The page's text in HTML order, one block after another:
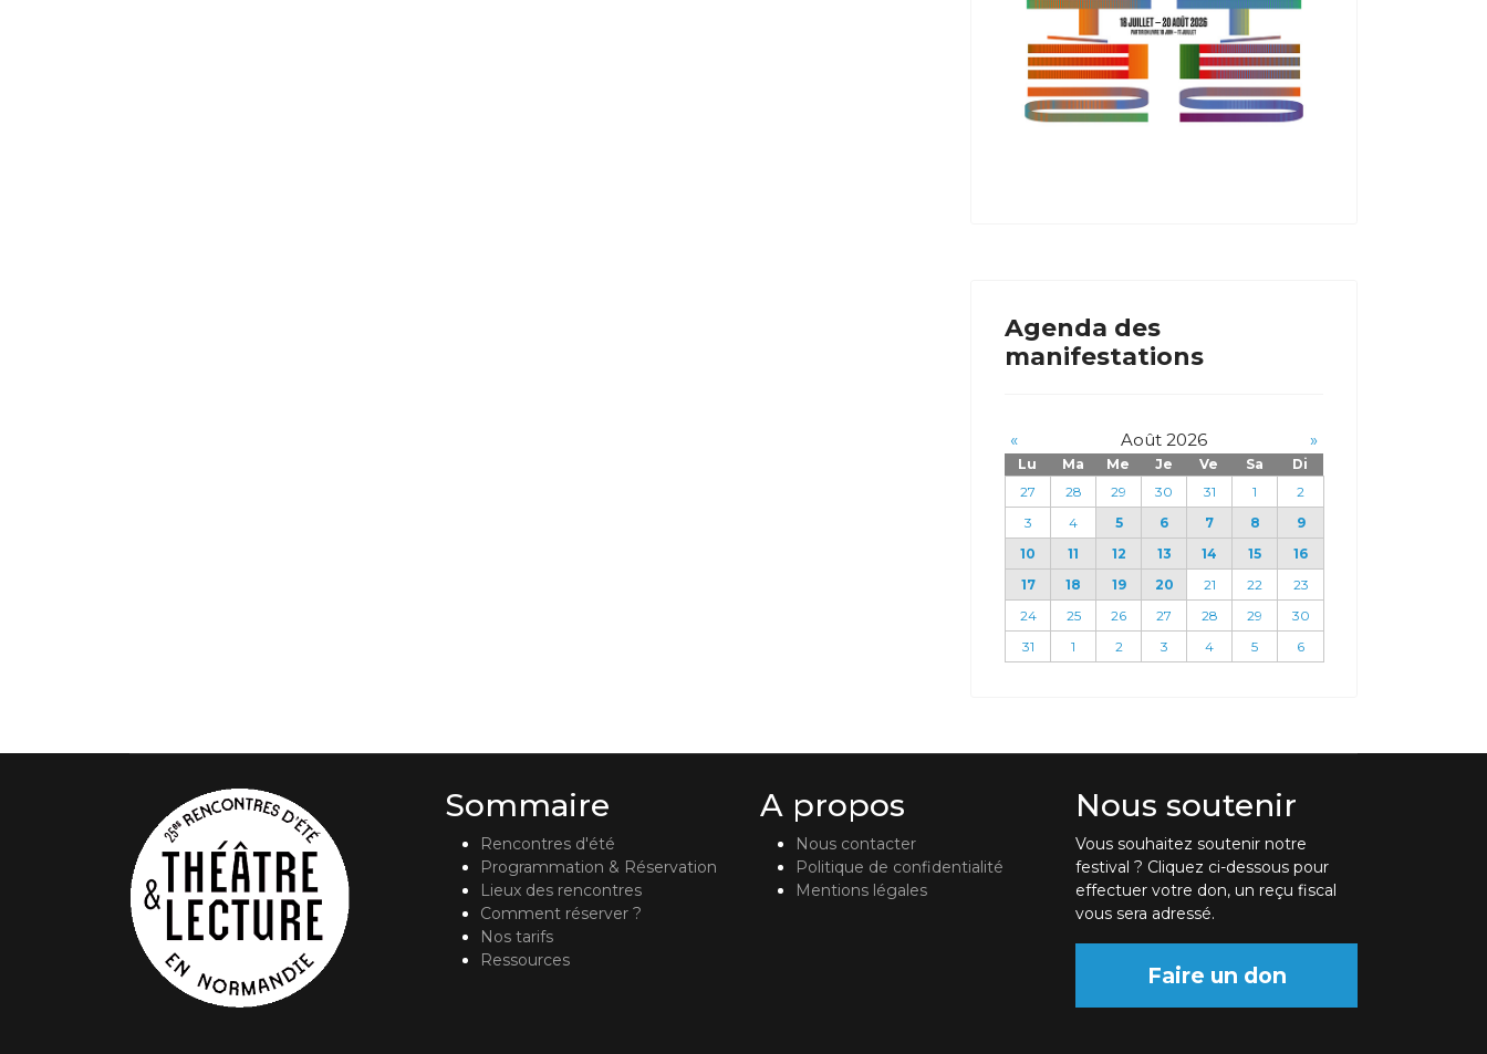
Agenda des
manifestations
« Août 2026 »
Lu Ma Me Je Ve Sa
Di
27
28 29 30 31 1
2
3
4 5 6 7 8
9
10
11 12 13 14 15
16
17
18 19 20 21 22
23
24
25 26 27 28 29
30
31
1 2 3 4 5 6
Sommaire
Rencontres d'été
Programmation & Réservation
Lieux des rencontres
Comment réserver ?
Nos tarifs
Ressources
A propos
Nous contacter
Politique de confidentialité
Mentions légales
Nous soutenir
Vous souhaitez soutenir notre
festival ? Cliquez ci-dessous pour
effectuer votre don, un reçu fiscal
vous sera adressé.
Faire un don